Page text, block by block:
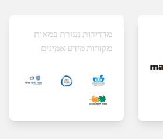
מדדירות נעזרת במאות
מקורות מידע אמינים